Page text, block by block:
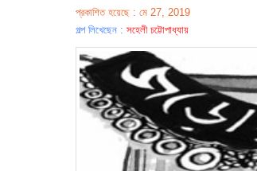
প্রকাশিত হয়েছে : মে 27, 2019
গল্প লিখেছেন : সহেলী চট্টোপাধ্যায়